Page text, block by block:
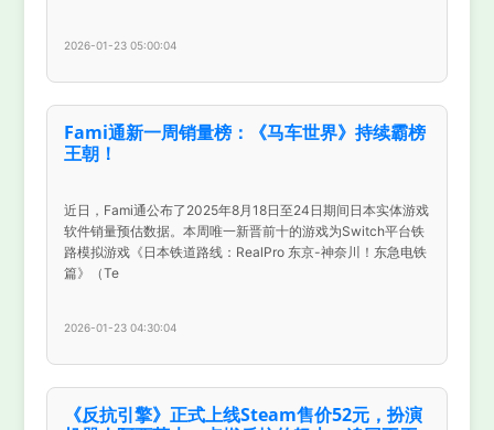
2026-01-23 05:00:04
Fami通新一周销量榜：《马车世界》持续霸榜
王朝！
近日，Fami通公布了2025年8月18日至24日期间日本实体游戏
软件销量预估数据。本周唯一新晋前十的游戏为Switch平台铁
路模拟游戏《日本铁道路线：RealPro 东京-神奈川！东急电铁
篇》（Te
2026-01-23 04:30:04
《反抗引擎》正式上线Steam售价52元，扮演